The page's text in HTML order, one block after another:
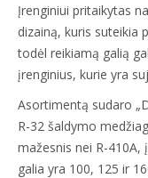
Įrenginiui pritaikytas
dizainą, kuris suteikia
todėl reikiamą galią
įrenginius, kurie yra
Asortimentą sudaro
R-32 šaldymo
mažesnis nei R-
galia yra 100, 125 ir